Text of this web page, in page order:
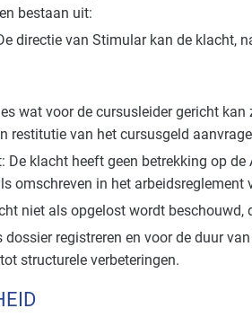
bestaan uit:
directie van Stimular kan de klacht,
wat voor de cursusleider gericht
restitutie van het cursusgeld
De klacht heeft geen betrekking op
omschreven in het arbeidsreglement
niet als opgelost wordt
registreren en voor de duur
structurele verbeteringen.